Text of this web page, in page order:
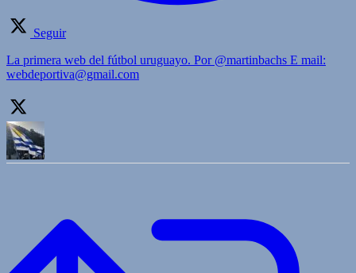
Seguir
La primera web del fútbol uruguayo. Por @martinbachs E mail:
webdeportiva@gmail.com